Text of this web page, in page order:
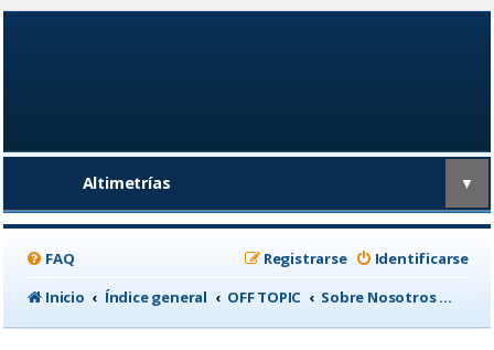
Altimetrías ▼
FAQ Identificarse
Registrarse
Inicio
Índice general OFF TOPIC Sobre Nosotros (PRESENTACIONES)